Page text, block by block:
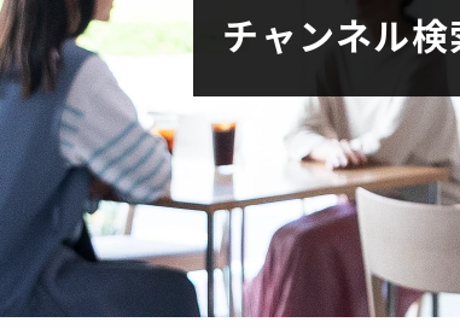
チャンネル検